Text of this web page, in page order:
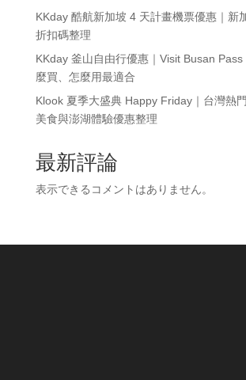
KKday 酷航新加坡 4 天計畫機票優惠｜新
折扣碼整理
KKday 釜山自由行優惠｜Visit Busan
麼買、怎麼用最適合
Klook 夏季大盛典 Happy Friday｜台灣熱門
美食與澎湖體驗優惠整理
最新評論
表示できるコメントはありません。